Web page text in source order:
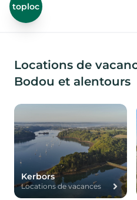
toploc
Locations de
Bodou et alentours
Kerbors
Locations de vacances